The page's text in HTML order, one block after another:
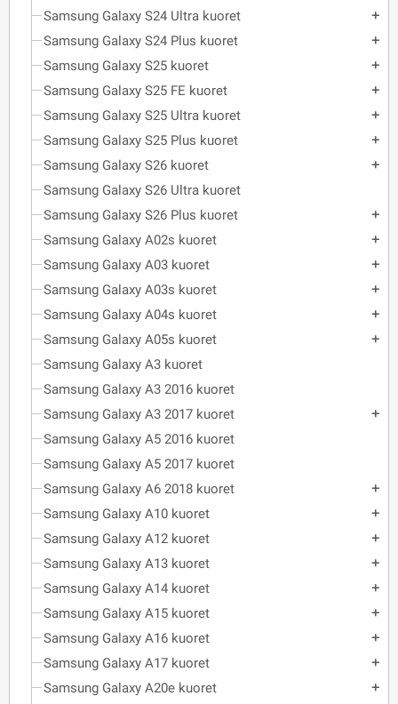
Samsung Galaxy S24 Ultra kuoret add
Samsung Galaxy S24 Plus kuoret add
Samsung Galaxy S25 kuoret add
Samsung Galaxy S25 FE kuoret add
Samsung Galaxy S25 Ultra kuoret add
Samsung Galaxy S25 Plus kuoret add
Samsung Galaxy S26 kuoret add
Samsung Galaxy S26 Ultra kuoret
Samsung Galaxy S26 Plus kuoret
add
Samsung Galaxy A02s kuoret add
Samsung Galaxy A03 kuoret add
Samsung Galaxy A03s kuoret add
Samsung Galaxy A04s kuoret add
Samsung Galaxy A05s kuoret add
Samsung Galaxy A3 kuoret
Samsung Galaxy A3 2016 kuoret
Samsung Galaxy A3 2017 kuoret
add
Samsung Galaxy A5 2016 kuoret
Samsung Galaxy A5 2017 kuoret
Samsung Galaxy A6 2018 kuoret
add
Samsung Galaxy A10 kuoret add
Samsung Galaxy A12 kuoret add
Samsung Galaxy A13 kuoret add
Samsung Galaxy A14 kuoret add
Samsung Galaxy A15 kuoret add
Samsung Galaxy A16 kuoret add
Samsung Galaxy A17 kuoret add
Samsung Galaxy A20e kuoret add